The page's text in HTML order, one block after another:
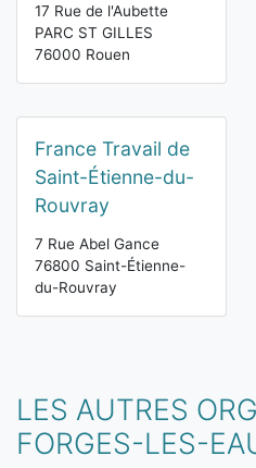
17 Rue de l'Aubette
PARC ST GILLES
76000 Rouen
France Travail de
Saint-Étienne-du-
Rouvray
7 Rue Abel Gance
76800 Saint-Étienne-
du-Rouvray
LES AUTRES
FORGES-LES-